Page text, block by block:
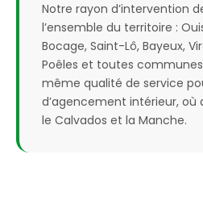
Notre rayon d’intervention
l’ensemble du territoire :
Bocage, Saint-Lô, Bayeux,
Poêles et toutes
même qualité de service
d’agencement intérieur, où
le Calvados et la Manche.